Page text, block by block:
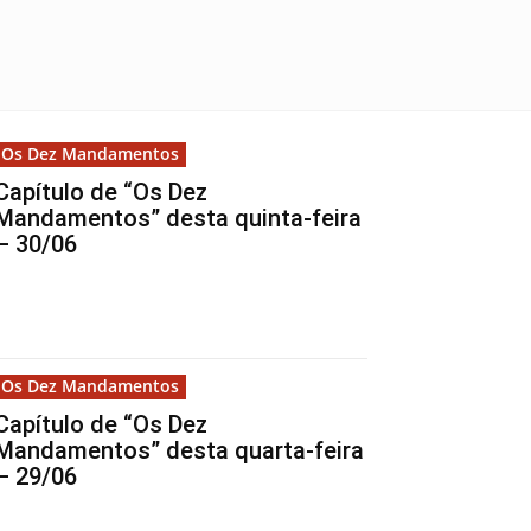
Os Dez Mandamentos
de “Os Dez
desta quinta-feira
30/06
Os Dez Mandamentos
de “Os Dez
desta quarta-feira
29/06